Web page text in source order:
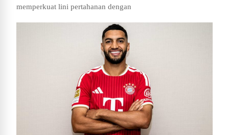
memperkuat lini pertahanan dengan